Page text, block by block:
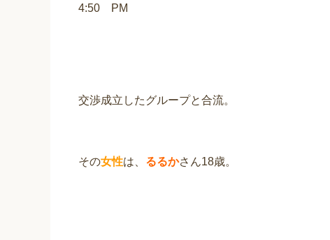
4:50 PM
交渉成立したグループと合流。
その女性は、 るるかさん18歳。